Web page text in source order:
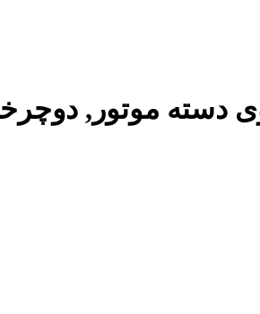
دسته موتور,